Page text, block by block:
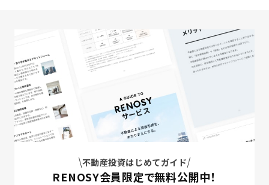
不動産投資はじめてガイド
RENOSY会員限定で無料公開中！